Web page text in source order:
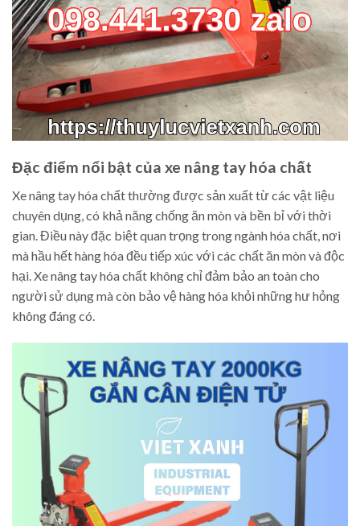
Đặc điểm nổi bật của xe nâng tay hóa chất
Xe nâng tay hóa chất thường được sản xuất từ các vật liệu
chuyên dụng, có khả năng chống ăn mòn và bền bỉ với thời
gian. Điều này đặc biệt quan trọng trong ngành hóa chất, nơi
mà hầu hết hàng hóa đều tiếp xúc với các chất ăn mòn và độc
hại. Xe nâng tay hóa chất không chỉ đảm bảo an toàn cho
người sử dụng mà còn bảo vệ hàng hóa khỏi những hư hỏng
không đáng có.